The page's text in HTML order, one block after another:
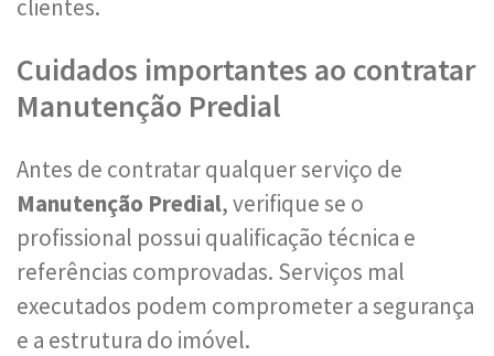
clientes.
Cuidados importantes ao contratar
Manutenção Predial
Antes de contratar qualquer serviço de
Manutenção Predial, verifique se o
profissional possui qualificação técnica e
referências comprovadas. Serviços mal
executados podem comprometer a segurança
e a estrutura do imóvel.